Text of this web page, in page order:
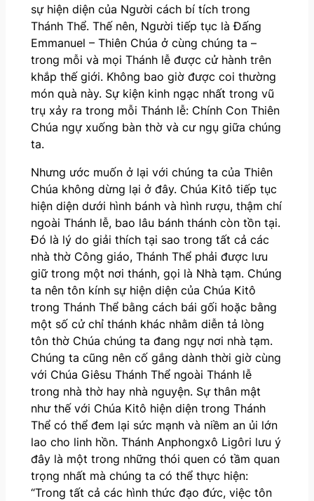
sự hiện diện của Người cách bí tích trong
Thánh Thể. Thế nên, Người tiếp tục là Đấng
Emmanuel – Thiên Chúa ở cùng chúng ta –
trong mỗi và mọi Thánh lễ được cử hành trên
khắp thế giới. Không bao giờ được coi thường
món quà này. Sự kiện kinh ngạc nhất trong vũ
trụ xảy ra trong mỗi Thánh lễ: Chính Con Thiên
Chúa ngự xuống bàn thờ và cư ngụ giữa chúng
ta.
Nhưng ước muốn ở lại với chúng ta của Thiên
Chúa không dừng lại ở đây. Chúa Kitô tiếp tục
hiện diện dưới hình bánh và hình rượu, thậm chí
ngoài Thánh lễ, bao lâu bánh thánh còn tồn tại.
Đó là lý do giải thích tại sao trong tất cả các
nhà thờ Công giáo, Thánh Thể phải được lưu
giữ trong một nơi thánh, gọi là Nhà tạm. Chúng
ta nên tôn kính sự hiện diện của Chúa Kitô
trong Thánh Thể bằng cách bái gối hoặc bằng
một số cử chỉ thánh khác nhằm diễn tả lòng
tôn thờ Chúa chúng ta đang ngự nơi nhà tạm.
Chúng ta cũng nên cố gắng dành thời giờ cùng
với Chúa Giêsu Thánh Thể ngoài Thánh lễ
trong nhà thờ hay nhà nguyện. Sự thân mật
như thế với Chúa Kitô hiện diện trong Thánh
Thể có thể đem lại sức mạnh và niềm an ủi lớn
lao cho linh hồn. Thánh Anphongxô Ligôri lưu ý
đây là một trong những thói quen có tầm quan
trọng nhất mà chúng ta có thể thực hiện:
“Trong tất cả các hình thức đạo đức, việc tôn